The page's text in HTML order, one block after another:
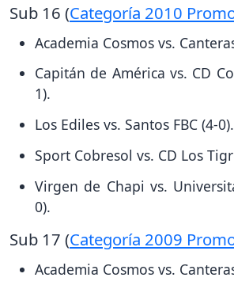
Sub 16 (Categoría 2010
Academia Cosmos vs.
Capitán de América vs. CD
1).
Los Ediles vs. Santos FBC (4-0).
Sport Cobresol vs. CD Los
Virgen de Chapi vs.
0).
Sub 17 (Categoría 2009
Academia Cosmos vs.